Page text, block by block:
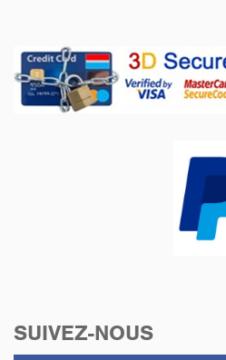
SUIVEZ-NOUS